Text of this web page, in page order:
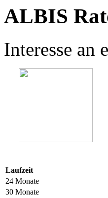
ALBIS
Interesse an
Laufzeit
24 Monate
30 Monate